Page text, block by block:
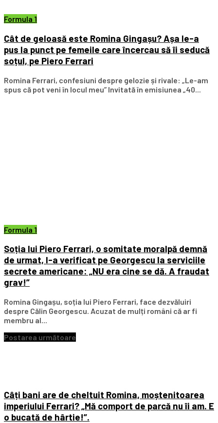
Formula 1
Cât de geloasă este Romina Gingașu? Așa le-a
pus la punct pe femeile care încercau să îi seducă
soțul, pe Piero Ferrari
Romina Ferrari, confesiuni despre gelozie și rivale: „Le-am
spus că pot veni în locul meu” Invitată în emisiunea „40...
Formula 1
Soția lui Piero Ferrari, o somitate moralpă demnă
de urmat, l-a verificat pe Georgescu la serviciile
secrete americane: „NU era cine se dă. A fraudat
grav!”
Romina Gingașu, soția lui Piero Ferrari, face dezvăluiri
despre Călin Georgescu. Acuzat de mulți români că ar fi
membru al...
Postarea următoare
Câți bani are de cheltuit Romina, moștenitoarea
imperiului Ferrari? „Mă comport de parcă nu îi am. E
o bucată de hârtie!”.